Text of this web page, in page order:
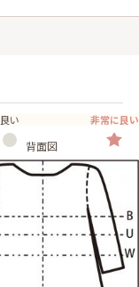
良い 非常に良い
背面図